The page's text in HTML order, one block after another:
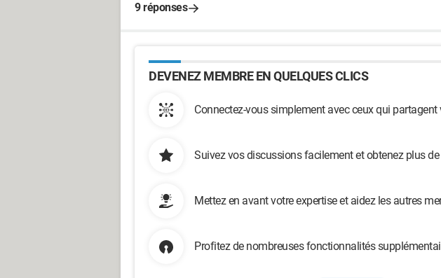
9 réponses
DEVENEZ MEMBRE EN QUELQUES CLICS
Connectez-vous simplement avec ceux qui partagent
Suivez vos discussions facilement et obtenez plus
Mettez en avant votre expertise et aidez les autres
Profitez de nombreuses fonctionnalités